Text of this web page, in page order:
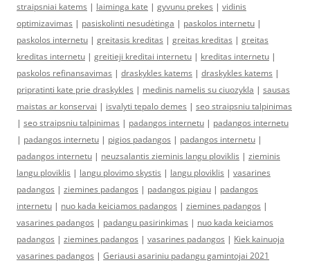
straipsniai katems | laiminga kate | gyvunu prekes | vidinis
optimizavimas | pasiskolinti nesudėtinga | paskolos internetu |
paskolos internetu | greitasis kreditas | greitas kreditas | greitas
kreditas internetu | greitieji kreditai internetu | kreditas internetu |
paskolos refinansavimas | draskykles katems | draskykles katems |
pripratinti kate prie draskykles | medinis namelis su ciuozykla | sausas
maistas ar konservai | isvalyti tepalo demes | seo straipsniu talpinimas
| seo straipsniu talpinimas | padangos internetu | padangos internetu
| padangos internetu | pigios padangos | padangos internetu |
padangos internetu | neuzsalantis zieminis langu ploviklis | zieminis
langu ploviklis | langu plovimo skystis | langu ploviklis | vasarines
padangos | ziemines padangos | padangos pigiau | padangos
internetu | nuo kada keiciamos padangos | ziemines padangos |
vasarines padangos | padangu pasirinkimas | nuo kada keiciamos
padangos | ziemines padangos | vasarines padangos | Kiek kainuoja
vasarines padangos | Geriausi asariniu padangu gamintojai 2021